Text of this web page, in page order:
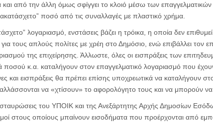
και από την άλλη όμως σφίγγει το κλοιό μέσω των
ποσό από τις συναλλαγές με πλαστικό χρήμα.
λογαριασμό, ενστάσεις βάζει η τρόικα, η οποία δεν
τους απλούς πολίτες με χρέη στο Δημόσιο, ενώ επιβάλλει τον
της επιχείρησης. Άλλωστε, όλες οι εισπράξεις των
ποσού κ.α. καταλήγουν στον επαγγελματικό λογαριασμό που
και εισπράξεις θα πρέπει επίσης υποχρεωτικά να καταλήγουν
να «χτίσουν» το αφορολόγητο τους και να μπορούν
του ΥΠΟΙΚ και της Ανεξάρτητης Αρχής Δημοσίων
στους οποίους μπαίνουν εισοδήματα που προέρχονται από